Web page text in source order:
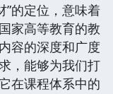
”的定位，意味着
家高等教育的教
容的深度和广度
，能够为我们打
在课程体系中的